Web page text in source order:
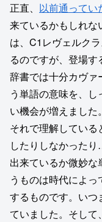
正直、 以前通ってい
来ているかもしれ
は、C1レヴェルク
るのですが、登場
辞書では十分カヴァ
う単語の意味を、
い機会が増えまし
それで理解してい
したりしなかった
出来ているか微妙
うものは時代によ
するものです。いつ
ていました。そし